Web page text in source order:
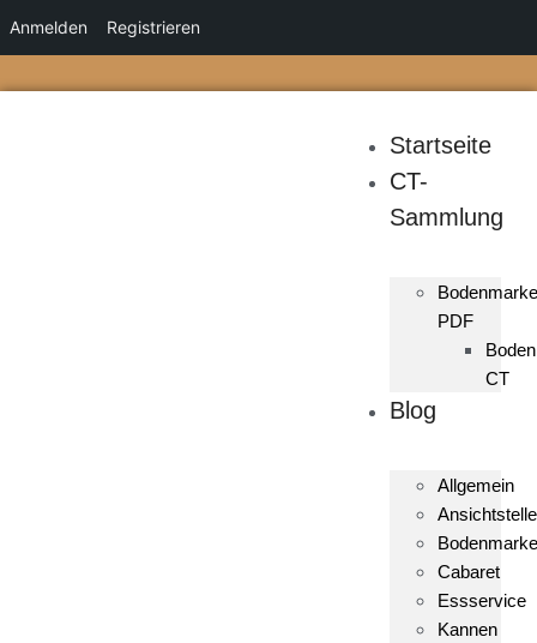
Anmelden Registrieren
Startseite
CT-
Sammlung
PDF
CT
Blog
Allgemein
Cabaret
Essservice
Kannen